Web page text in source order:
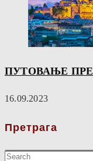
ПУТОВАЊЕ
16.09.2023
Претрага